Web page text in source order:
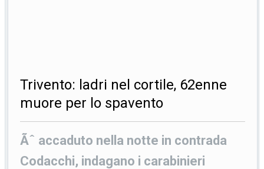
Trivento: ladri nel cortile, 62enne
muore per lo spavento
Ãˆ accaduto nella notte in contrada
Codacchi, indagano i carabinieri